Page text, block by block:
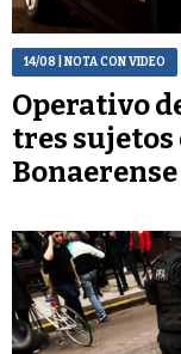
14/08 | NOTA CON VIDEO
Operativo
tres sujetos